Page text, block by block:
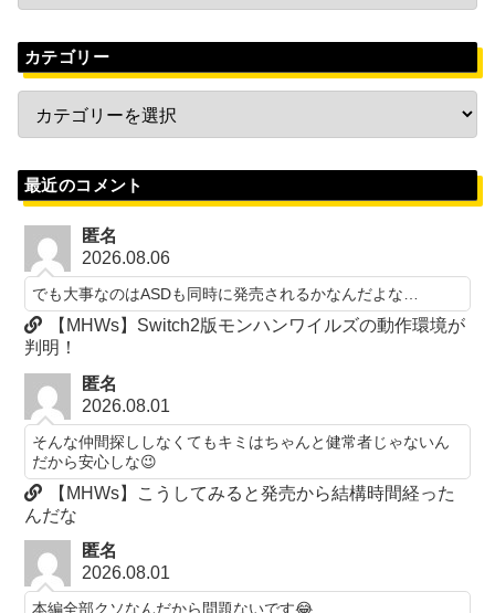
カテゴリー
最近のコメント
匿名
2026.08.06
でも大事なのはASDも同時に発売されるかなんだよな…
【MHWs】Switch2版モンハンワイルズの動作環境が
判明！
匿名
2026.08.01
そんな仲間探ししなくてもキミはちゃんと健常者じゃないん
だから安心しな😉
【MHWs】こうしてみると発売から結構時間経った
んだな
匿名
2026.08.01
本編全部クソなんだから問題ないです😂